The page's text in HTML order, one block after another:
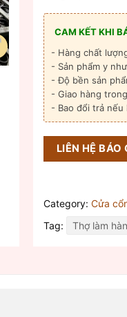
CAM KẾT KHI
- Hàng chất
- Sản phẩm y
- Độ bền sản
- Giao hàng
- Bao đổi trả nếu
LIÊN HỆ BÁO
Category: Cửa
Tag:
Thợ làm